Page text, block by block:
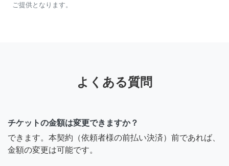
ご提供となります。
よくある質問
チケットの金額は変更できますか？
できます。本契約（依頼者様の前払い決済）前であれば、
金額の変更は可能です。